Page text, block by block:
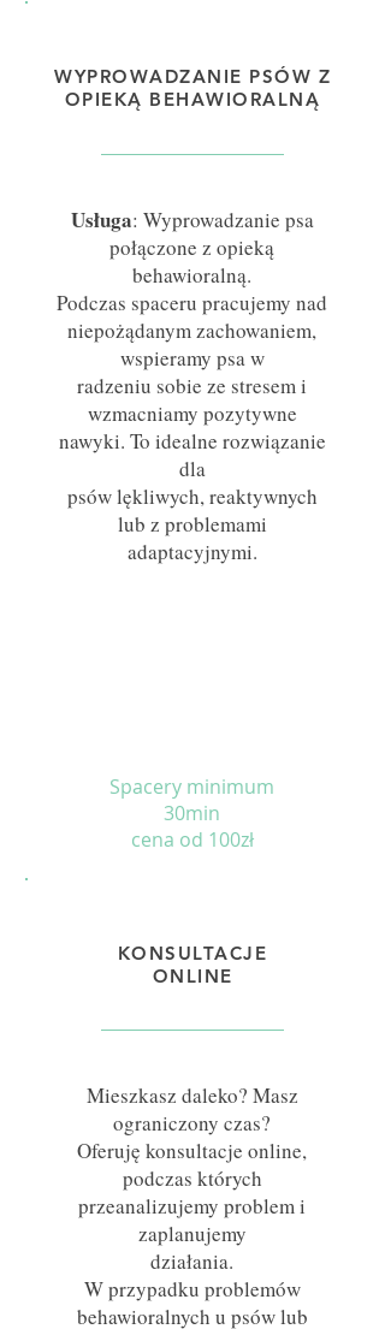
WYPROWADZANIE PSÓW Z
OPIEKĄ BEHAWIORALNĄ
Usługa: Wyprowadzanie psa
połączone z opieką
behawioralną.
Podczas spaceru pracujemy nad
niepożądanym zachowaniem,
wspieramy psa w
radzeniu sobie ze stresem i
wzmacniamy pozytywne
nawyki. To idealne rozwiązanie
dla
psów lękliwych, reaktywnych
lub z problemami
adaptacyjnymi.
Spacery minimum
30min
cena od 100zł
KONSULTACJE
ONLINE
Mieszkasz daleko? Masz
ograniczony czas?
Oferuję konsultacje online,
podczas których
przeanalizujemy problem i
zaplanujemy
działania.
W przypadku problemów
behawioralnych u psów lub